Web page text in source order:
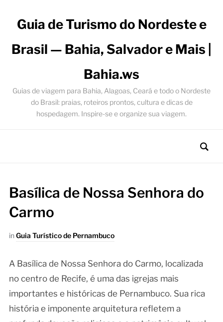
Guia de Turismo do Nordeste e
Brasil — Bahia, Salvador e Mais |
Bahia.ws
Guias de viagem para Bahia, Alagoas, Ceará e todo o Nordeste
do Brasil: praias, roteiros prontos, cultura e dicas de
hospedagem. Inspire-se e organize sua viagem.
Basílica de Nossa Senhora do
Carmo
inGuia Turístico de Pernambuco
A Basílica de Nossa Senhora do Carmo, localizada
no centro de Recife, é uma das igrejas mais
importantes e históricas de Pernambuco. Sua rica
história e imponente arquitetura refletem a